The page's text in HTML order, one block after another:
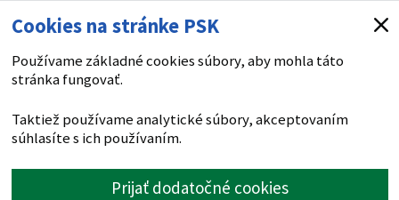
Cookies na stránke PSK
Používame základné cookies súbory, aby mohla táto
stránka fungovať.
Taktiež používame analytické súbory, akceptovaním
súhlasíte s ich používaním.
Prijať dodatočné cookies